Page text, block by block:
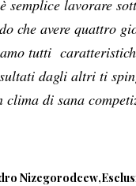
semplice lavorare
che avere quattro
tutti
dagli altri ti
di sana
Nizegorodcew